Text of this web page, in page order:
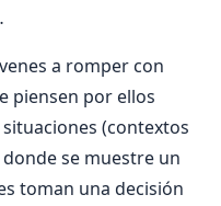
a romper con
piensen por ellos
(contextos
se muestre un
toman una decisión